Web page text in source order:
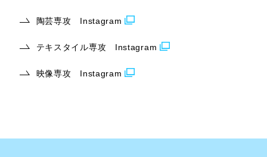
陶芸専攻 Instagram
テキスタイル専攻 Instagram
映像専攻 Instagram